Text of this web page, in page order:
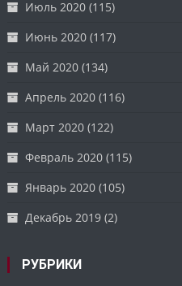
Июль 2020 (115)
Июнь 2020 (117)
Май 2020 (134)
Апрель 2020 (116)
Март 2020 (122)
Февраль 2020 (115)
Январь 2020 (105)
Декабрь 2019 (2)
РУБРИКИ